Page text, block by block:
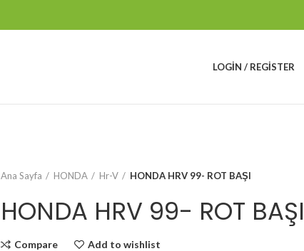
LOGIN / REGISTER
Ana Sayfa HONDA Hr-V HONDA HRV 99- ROT BAŞI
HONDA HRV 99- ROT BAŞI
Compare Add to wishlist